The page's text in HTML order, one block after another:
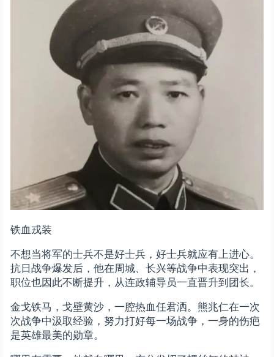
铁血戎装
不想当将军的士兵不是好士兵，好士兵就应有上进心。
抗日战争爆发后，他在周城、长兴等战争中表现突出，
职位也因此不断提升，从连政辅导员一直晋升到团长。
金戈铁马，戈壁黄沙，一腔热血任君洒。熊兆仁在一次
次战争中汲取经验，努力打好每一场战争，一身的伤疤
是英雄最美的勋章。